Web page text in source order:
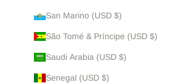
San Marino (USD $)
São Tomé & Príncipe (USD $)
Saudi Arabia (USD $)
Senegal (USD $)